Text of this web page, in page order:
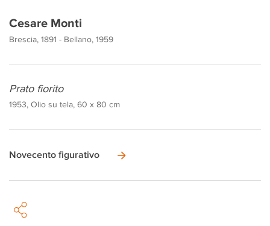
Cesare Monti
Brescia, 1891 - Bellano, 1959
Prato fiorito
1953, Olio su tela, 60 x 80 cm
Novecento figurativo